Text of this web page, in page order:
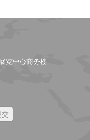
览中心商务楼